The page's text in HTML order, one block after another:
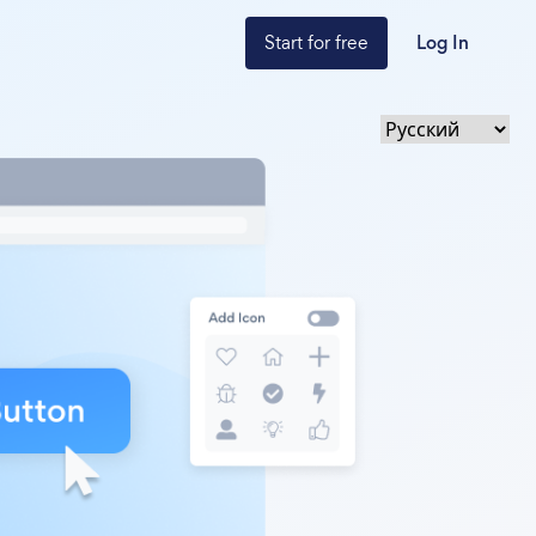
Start for free Log In